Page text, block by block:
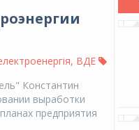
, ВДЕ
Константин
выработки
предприятия